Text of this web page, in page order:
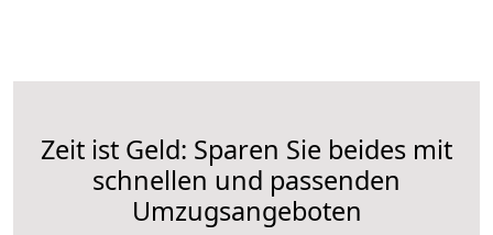
Zeit ist Geld: Sparen Sie beides mit
schnellen und passenden
Umzugsangeboten